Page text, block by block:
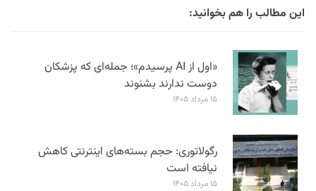
این مطالب را هم بخوانید:
«اول از AI پرسیدم»؛ جمله‌ای که پزشکان
دوست ندارند بشنوند
۱۵ مرداد ۱۴۰۵
رگولاتوری: حجم بسته‌های اینترنتی کاهش
نیافته است
۱۵ مرداد ۱۴۰۵